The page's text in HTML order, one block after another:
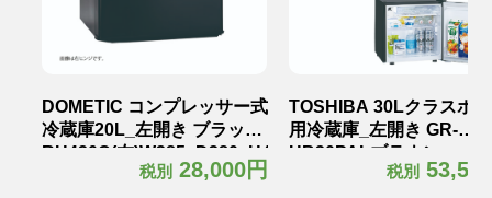
DOMETIC コンプレッサー式
冷蔵庫20L_左開き ブラック
RH420C(左)W385×D380×H465mm
税別 28,000円
TOSHIBA 30Lクラスホ
用冷蔵庫_左開き GR-
HB30PALブラウン
税別